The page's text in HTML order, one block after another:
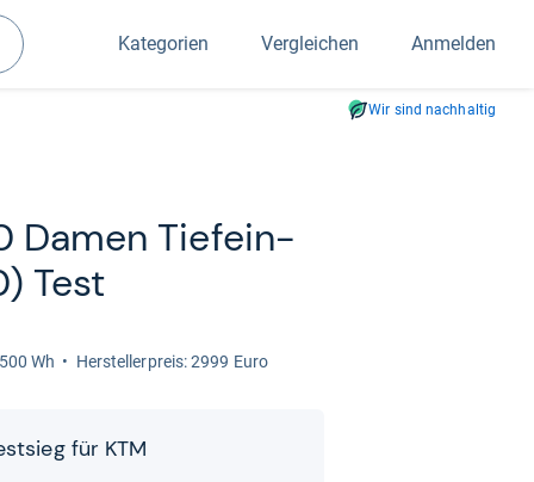
Kategorien Vergleichen Anmelden
Wir sind nachhaltig
Damen Tiefein­
Test
Wh Her­stel­ler­preis: 2999 Euro
für KTM